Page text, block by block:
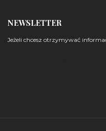
NEWSLETTER
Jeżeli chcesz otrzymywać